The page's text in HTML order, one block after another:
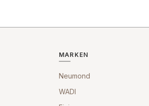
MARKEN
Neumond
WADI